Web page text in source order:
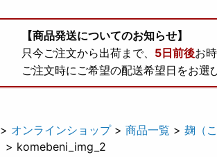
【商品発送についてのお知らせ】
只今ご注文から出荷まで、 5日前後お
ご注文時にご希望の配送希望日をお
> オンラインショップ> 商品一覧 > 麹（
> komebeni_img_2